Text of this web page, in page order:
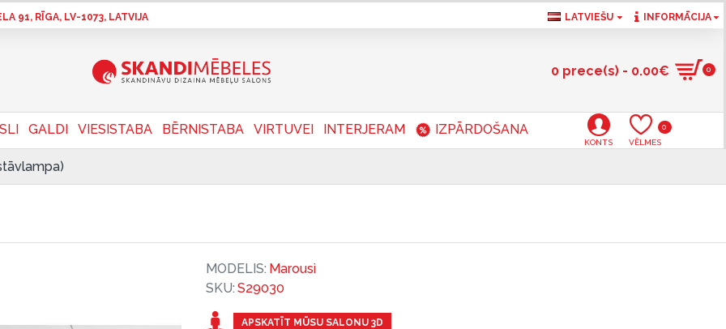
91, RĪGA, LV-1073, LATVIJA LATVIEŠU INFORMĀCIJA
0 prece(s) - 0.00€ 0
GALDI VIESISTABA BĒRNISTABA VIRTUVEI INTERJERAM IZPĀRDOŠANA
KONTS VĒLMES
0
APSKATĪT MŪSU SALONU 3D
MODELIS: Marousi
SKU: S29030